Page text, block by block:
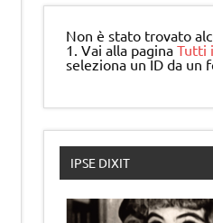
Non è stato trovato
1. Vai alla paginaTutti
seleziona un ID da un
IPSE DIXIT